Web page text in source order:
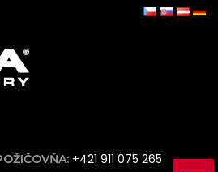
+421 911 075 265